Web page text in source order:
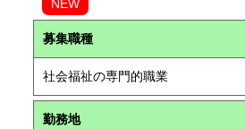
NEW
募集職種
社会福祉の専門的職業
勤務地